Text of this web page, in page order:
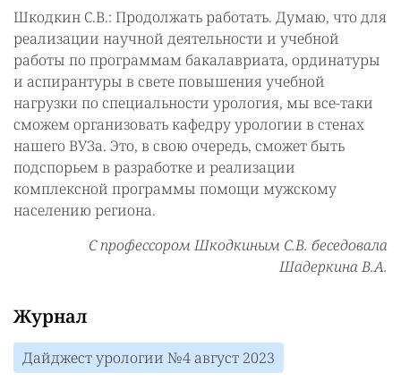
Шкодкин С.В.: Продолжать работать. Думаю, что для
реализации научной деятельности и учебной
работы по программам бакалавриата, ординатуры
и аспирантуры в свете повышения учебной
нагрузки по специальности урология, мы все-таки
сможем организовать кафедру урологии в стенах
нашего ВУЗа. Это, в свою очередь, сможет быть
подспорьем в разработке и реализации
комплексной программы помощи мужскому
населению региона.
С профессором Шкодкиным С.В. беседовала
Шадеркина В.А.
Журнал
Дайджест урологии №4 август 2023